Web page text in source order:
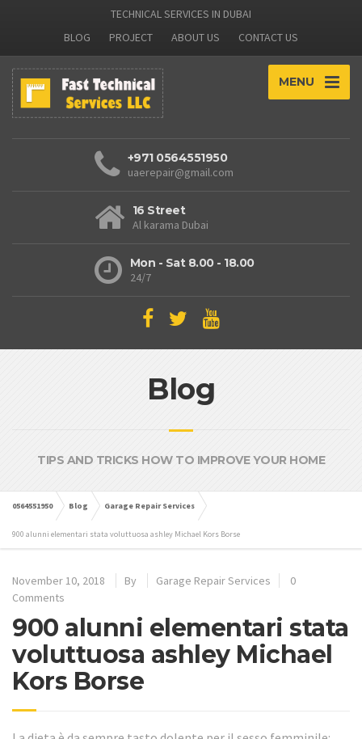
TECHNICAL SERVICES IN DUBAI
BLOG
PROJECT ABOUT US CONTACT US
MENU
+971 0564551950
uaerepair@gmail.com
16 Street
Al karama Dubai
Mon - Sat 8.00 - 18.00
24/7
Blog
TIPS AND TRICKS HOW TO IMPROVE YOUR HOME
0564551950 Blog Garage Repair Services
900 alunni elementari stata voluttuosa ashley Michael Kors Borse
November 10, 2018 By Garage Repair Services
0
Comments
900 alunni elementari stata
voluttuosa ashley Michael
Kors Borse